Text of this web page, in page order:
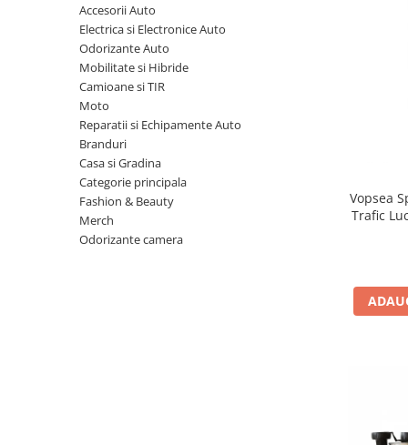
Aditivi Auto
Lichid de Frana
Accesorii Auto
Electrica si Electronice Auto
Odorizante Auto
Mobilitate si Hibride
Camioane si TIR
Moto
Reparatii si Echipamente Auto
Branduri
Casa si Gradina
Categorie principala
Fashion & Beauty
Merch
Odorizante camera
Vopsea
Trafic